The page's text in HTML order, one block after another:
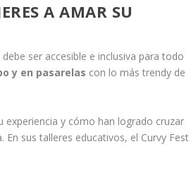
A AMAR SU
ser accesible e inclusiva para todo
y en pasarelas con lo más trendy de
experiencia y cómo han logrado cruzar
sus talleres educativos, el Curvy Fest